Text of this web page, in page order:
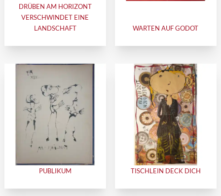
DRÜBEN AM HORIZONT
VERSCHWINDET EINE
LANDSCHAFT
WARTEN AUF GODOT
PUBLIKUM TISCHLEIN DECK DICH